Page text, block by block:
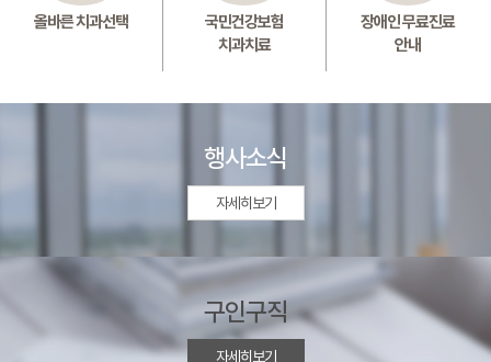
올바른 치과선택
국민건강보험
치과치료
장애인 무료진료
안내
행사소식
자세히보기
구인구직
자세히보기